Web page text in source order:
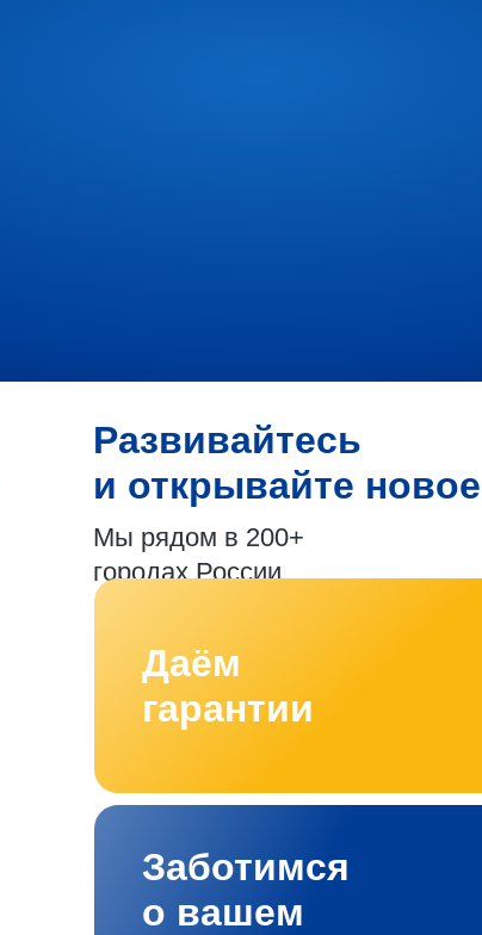
Развивайтесь
и открывайте новое
Мы рядом в 200+
городах России
Даём
гарантии
Заботимся
о вашем